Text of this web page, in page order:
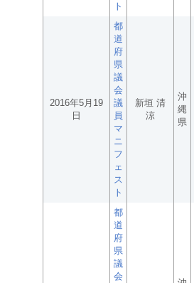
ト
2016年5月19
日
都
道
府
県
議
会
議
員
マ
ニ
フ
ェ
ス
ト
新垣 清
涼
沖
縄
県
都
道
府
県
議
会